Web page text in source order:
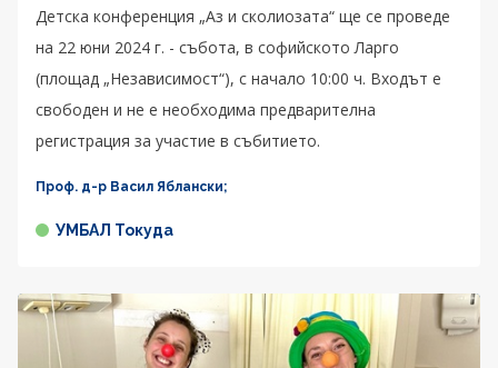
Детска конференция „Аз и сколиозата“ ще се проведе
на 22 юни 2024 г. - събота, в софийското Ларго
(площад „Независимост“), с начало 10:00 ч. Входът е
свободен и не е необходима предварителна
регистрация за участие в събитието.
Проф. д-р Васил Яблански;
УМБАЛ Токуда